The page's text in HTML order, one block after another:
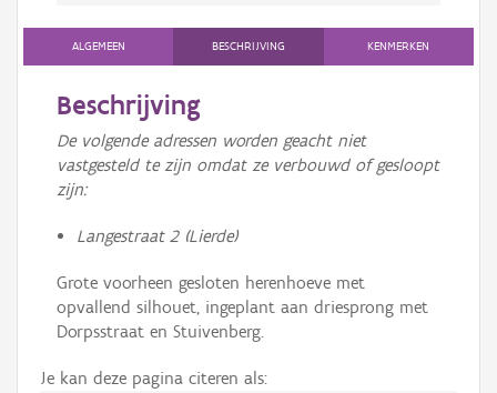
ALGEMEEN BESCHRIJVING KENMERKEN
Beschrijving
De volgende adressen worden geacht niet
vastgesteld te zijn omdat ze verbouwd of gesloopt
zijn:
Langestraat 2 (Lierde)
Grote voorheen gesloten herenhoeve met
opvallend silhouet, ingeplant aan driesprong met
Dorpsstraat en Stuivenberg.
Je kan deze pagina citeren als: